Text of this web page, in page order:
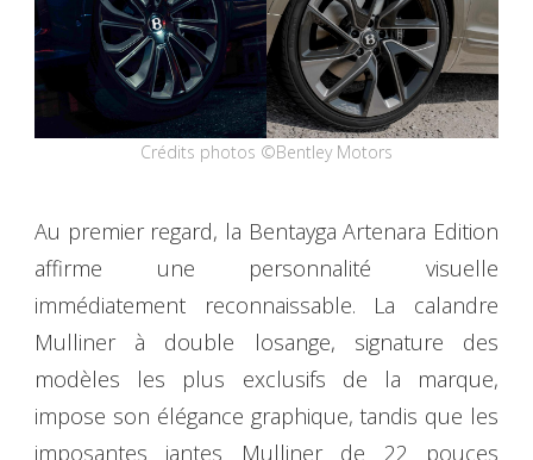
Crédits photos ©Bentley Motors
Au premier regard, la Bentayga Artenara Edition
affirme une personnalité visuelle
immédiatement reconnaissable. La calandre
Mulliner à double losange, signature des
modèles les plus exclusifs de la marque,
impose son élégance graphique, tandis que les
imposantes jantes Mulliner de 22 pouces